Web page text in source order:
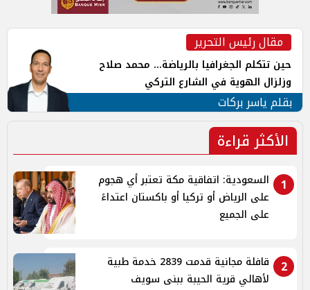
مقال رئيس التحرير
حين تتكلم الجغرافيا بالرياضة... محمد صلاح
وزلزال الهوية في الشارع التركي
بقلم ياسر بركات
الأكثر قراءة
1
السعودية: اتفاقية مكة تعتبر أي هجوم
على الرياض أو تركيا أو باكستان اعتداءً
على الجميع
2
قافلة مجانية قدمت 2839 خدمة طبية
لأهالي قرية الحيبة ببنى سويف